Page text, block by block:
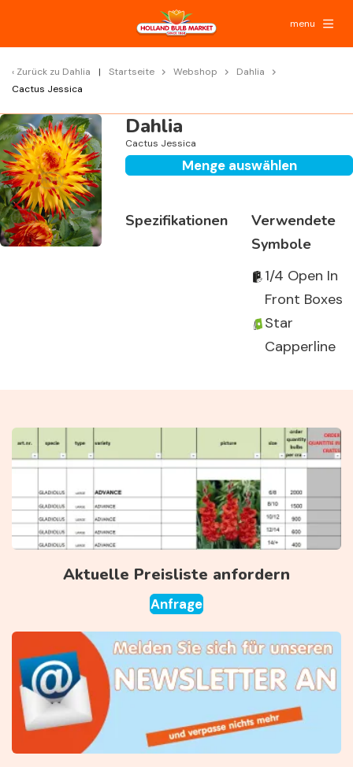
menu
Zurück zu Dahlia Startseite Webshop
Dahlia
Cactus Jessica
Dahlia
Cactus Jessica
Menge auswählen
Spezifikationen
Verwendete
Symbole
1/4 Open In
Front Boxes
Star
Capperline
Aktuelle Preisliste anfordern
Anfrage